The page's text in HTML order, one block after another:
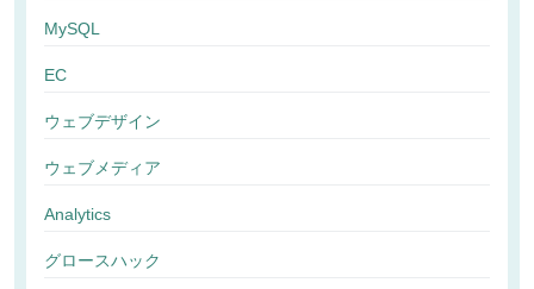
MySQL
EC
ウェブデザイン
ウェブメディア
Analytics
グロースハック